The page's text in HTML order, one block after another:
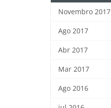
Novembro 2017
Ago 2017
Abr 2017
Mar 2017
Ago 2016